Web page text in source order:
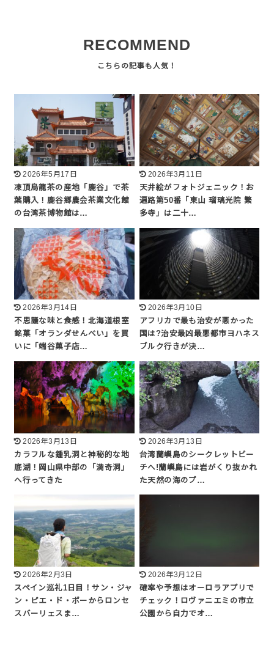
RECOMMEND
2026年5月17日
凍頂烏龍茶の産地「鹿谷」で茶
葉購入！鹿谷郷農会茶業文化館
の台湾茶博物館は…
2026年3月11日
天井絵がフォトジェニック！お
遍路第50番「東山 瑠璃光院 繁
多寺」は二十…
2026年3月14日
不思議な味と食感！北海道根室
銘菓「オランダせんべい」を買
いに「端谷菓子店…
2026年3月10日
アフリカで最も治安が悪かった
国は?治安最凶最悪都市ヨハネス
ブルク行きが決…
2026年3月13日
カラフルな鍾乳洞と神秘的な地
底湖！岡山県中部の「満奇洞」
へ行ってきた
2026年3月13日
台湾蘭嶼島のシークレットビー
チへ!蘭嶼島には岩がくり抜かれ
た天然の海のプ…
2026年2月3日
スペイン巡礼1日目！サン・ジャ
ン・ピエ・ド・ポーからロンセ
スバーリェスま…
2026年3月12日
確率や予想はオーロラアプリで
チェック！ロヴァニエミの市立
公園から自力でオ…